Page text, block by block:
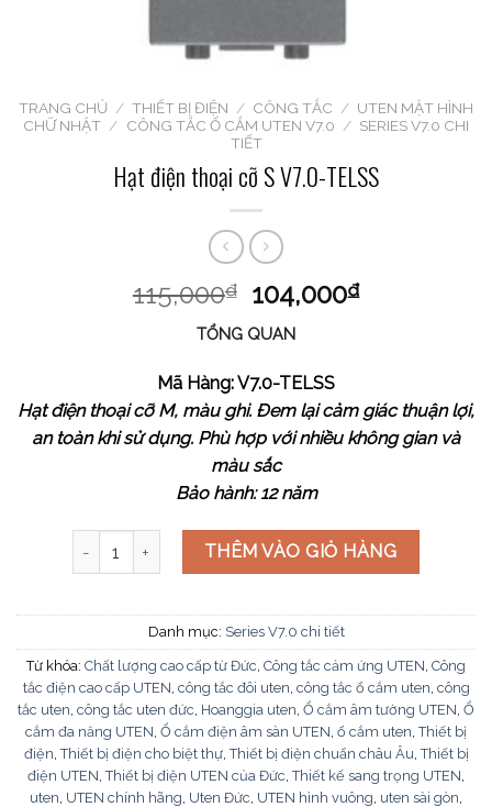
TRANG CHỦ / THIẾT BỊ ĐIỆN / CÔNG TẮC / UTEN MẶT HÌNH
CHỮ NHẬT / CÔNG TẮC Ổ CẮM UTEN V7.0 / SERIES V7.0 CHI
TIẾT
Hạt điện thoại cỡ S V7.0-TELSS
115,000₫ 104,000₫
TỔNG QUAN
Mã Hàng: V7.0-TELSS
Hạt điện thoại cỡ M, màu ghi. Đem lại cảm giác thuận lợi,
an toàn khi sử dụng. Phù hợp với nhiều không gian và
màu sắc
Bảo hành: 12 năm
Hạt điện thoại cỡ S V7.0-TELSS số lượng
THÊM VÀO GIỎ HÀNG
Danh mục: Series V7.0 chi tiết
Từ khóa: Chất lượng cao cấp từ Đức Công tắc cảm ứng UTEN Công
tắc điện cao cấp UTEN công tắc đôi uten công tắc ổ cắm uten công
tắc uten công tắc uten đức Hoanggia uten Ổ cắm âm tường UTEN Ổ
cắm đa năng UTEN Ổ cắm điện âm sàn UTEN ổ cắm uten ,Thiết bị
điện ,Thiết bị điện cho biệt thự,Thiết bị điện chuẩn châu Âu ,Thiết bị
điện UTEN ,Thiết bị điện UTEN của Đức ,Thiết kế sang trọng UTEN
uten UTEN chính hãng Uten Đức UTEN hình vuông uten sài gòn